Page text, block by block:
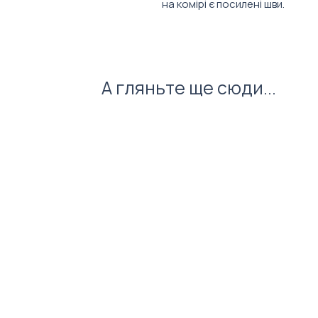
на комірі є посилені шви.
Бірка з перфорацією, за
А гляньте ще сюди...